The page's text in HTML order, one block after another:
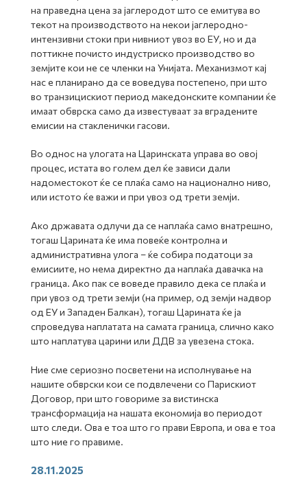
на праведна цена за јаглеродот што се емитува во
текот на производството на некои јаглеродно-
интензивни стоки при нивниот увоз во ЕУ, но и да
поттикне почисто индустриско производство во
земјите кои не се членки на Унијата. Механизмот кај
нас е планирано да се воведува постепено, при што
во транзицискиот период македонските компании ќе
имаат обврска само да известуваат за вградените
емисии на стакленички гасови.
Во однос на улогата на Царинската управа во овој
процес, истата во голем дел ќе зависи дали
надоместокот ќе се плаќа само на национално ниво,
или истото ќе важи и при увоз од трети земји.
Ако државата одлучи да се наплаќа само внатрешно,
тогаш Царината ќе има повеќе контролна и
административна улога – ќе собира податоци за
емисиите, но нема директно да наплаќа давачка на
граница. Ако пак се воведе правило дека се плаќа и
при увоз од трети земји (на пример, од земји надвор
од ЕУ и Западен Балкан), тогаш Царината ќе ја
спроведува наплатата на самата граница, слично како
што наплатува царини или ДДВ за увезена стока.
Ние сме сериозно посветени на исполнување на
нашите обврски кои се подвлечени со Парискиот
Договор, при што говориме за вистинска
трансформација на нашата економија во периодот
што следи. Ова е тоа што го прави Европа, и ова е тоа
што ние го правиме.
28.11.2025